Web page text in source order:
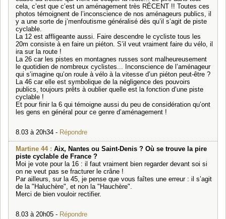
cela, c’est que c’est un aménagement très RÉCENT !! Toutes ces
photos témoignent de l’inconscience de nos aménageurs publics, il
y a une sorte de j’menfoutisme généralisé dès qu’il s’agit de piste
cyclable.
La 12 est affligeante aussi. Faire descendre le cycliste tous les
20m consiste à en faire un piéton. S’il veut vraiment faire du vélo, il
ira sur la route !
La 26 car les pistes en montagnes russes sont malheureusement
le quotidien de nombreux cyclistes... Inconscience de l’aménageur
qui s’imagine qu’on roule à vélo à la vitesse d’un piéton peut-être ?
La 46 car elle est symbolique de la négligence des pouvoirs
publics, toujours prêts à oublier quelle est la fonction d’une piste
cyclable !
Et pour finir la 6 qui témoigne aussi du peu de considération qu’ont
les gens en général pour ce genre d’aménagement !
8.03 à 20h34 - Répondre
Martine 44 : Aix, Nantes ou Saint-Denis ? Où se trouve la pire
piste cyclable de France ?
Moi je vote pour la 16 : il faut vraiment bien regarder devant soi si
on ne veut pas se fracturer le crâne !
Par ailleurs, sur la 45, je pense que vous faîtes une erreur : il s’agit
de la "Haluchère", et non la "Hauchère".
Merci de bien vouloir rectifier.
8.03 à 20h05 - Répondre